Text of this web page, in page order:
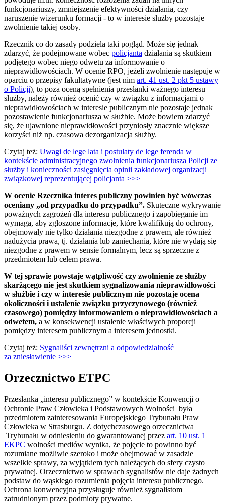
funkcjonariuszy, zmniejszenie efektywności działania, czy
naruszenie wizerunku formacji - to w interesie służby pozostaje
zwolnienie takiej osoby.
Rzecznik co do zasady podziela taki pogląd. Może się jednak
zdarzyć, że podejmowane wobec policjanta działania są skutkiem
podjętego wobec niego odwetu za informowanie o
nieprawidłowościach. W ocenie RPO, jeżeli zwolnienie następuje w
oparciu o przepisy fakultatywne (jest nim art. 41 ust. 2 pkt 5 ustawy
o Policji), to poza oceną spełnienia przesłanki ważnego interesu
służby, należy również ocenić czy w związku z informacjami o
nieprawidłowościach w interesie publicznym nie pozostaje jednak
pozostawienie funkcjonariusza w służbie. Może bowiem zdarzyć
się, że ujawnione nieprawidłowości przyniosły znacznie większe
korzyści niż np. czasowa dezorganizacja służby.
Czytaj też: Uwagi de lege lata i postulaty de lege ferenda w
kontekście administracyjnego zwolnienia funkcjonariusza Policji ze
służby i konieczności zasięgnięcia opinii zakładowej organizacji
związkowej reprezentującej policjanta >>>
W ocenie Rzecznika interes publiczny powinien być wówczas
oceniany „od przypadku do przypadku”. Skuteczne wykrywanie
poważnych zagrożeń dla interesu publicznego i zapobieganie im
wymaga, aby zgłoszone informacje, które kwalifikują do ochrony,
obejmowały nie tylko działania niezgodne z prawem, ale również
nadużycia prawa, tj. działania lub zaniechania, które nie wydają się
niezgodne z prawem w sensie formalnym, lecz są sprzeczne z
przedmiotem lub celem prawa.
W tej sprawie powstaje wątpliwość czy zwolnienie ze służby
skarżącego nie jest skutkiem sygnalizowania nieprawidłowości
w służbie i czy w interesie publicznym nie pozostaje ocena
okoliczności i ustalenie związku przyczynowego (również
czasowego) pomiędzy informowaniem o nieprawidłowościach a
odwetem, a w konsekwencji ustalenie właściwych proporcji
pomiędzy interesem publicznym a interesem jednostki.
Czytaj też: Sygnaliści zewnętrzni a odpowiedzialność
za zniesławienie >>>
Orzecznictwo ETPC
Przesłanka „interesu publicznego” w kontekście Konwencji o
Ochronie Praw Człowieka i Podstawowych Wolności była
przedmiotem zainteresowania Europejskiego Trybunału Praw
Człowieka w Strasburgu. Z dotychczasowego orzecznictwa
Trybunału w odniesieniu do gwarantowanej przez art. 10 ust. 1
EKPC wolności mediów wynika, że pojęcie to powinno być
rozumiane możliwie szeroko i może obejmować w zasadzie
wszelkie sprawy, za wyjątkiem tych należących do sfery czysto
prywatnej. Orzecznictwo w sprawach sygnalistów nie daje żadnych
podstaw do wąskiego rozumienia pojęcia interesu publicznego.
Ochrona konwencyjna przysługuje również sygnalistom
zatrudnionym przez podmioty prywatne.